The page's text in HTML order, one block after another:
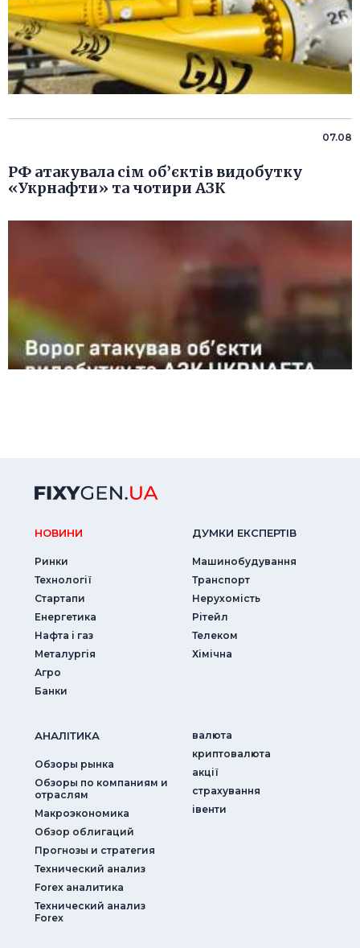
07.08
РФ атакувала сім об’єктів видобутку
«Укрнафти» та чотири АЗК
НОВИНИ
Ринки
Технології
Стартапи
Енергетика
Нафта і газ
Металургія
Агро
Банки
ДУМКИ ЕКСПЕРТIВ
Машинобудування
Транспорт
Нерухомість
Рітейл
Телеком
Хімічна
АНАЛIТИКА
Обзоры рынка
Обзоры по компаниям и
отраслям
Макроэкономика
Обзор облигаций
Прогнозы и стратегия
Технический анализ
Forex аналитика
Технический анализ
Forex
валюта
криптовалюта
акції
страхування
iвенти